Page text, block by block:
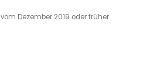
vom Dezember 2019 oder früher